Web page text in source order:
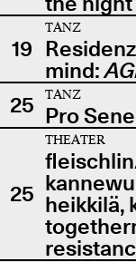
19
TANZ
mind:
25
TANZ
Pro
25
THEATER
heikkilä,